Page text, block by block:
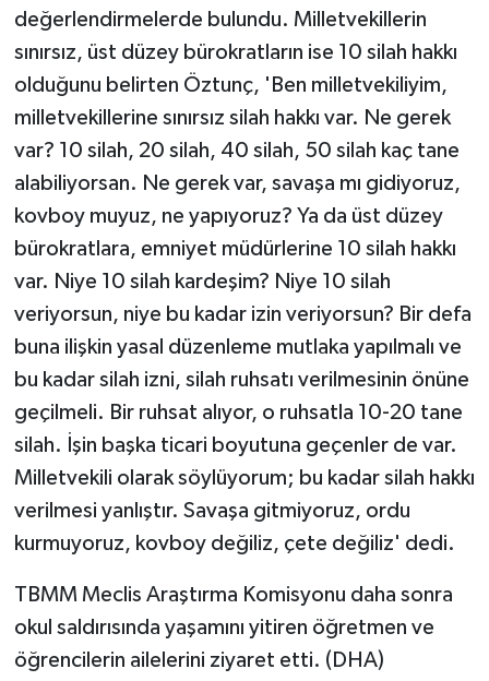
değerlendirmelerde bulundu. Milletvekillerin
sınırsız, üst düzey bürokratların ise 10 silah hakkı
olduğunu belirten Öztunç, 'Ben milletvekiliyim,
milletvekillerine sınırsız silah hakkı var. Ne gerek
var? 10 silah, 20 silah, 40 silah, 50 silah kaç tane
alabiliyorsan. Ne gerek var, savaşa mı gidiyoruz,
kovboy muyuz, ne yapıyoruz? Ya da üst düzey
bürokratlara, emniyet müdürlerine 10 silah hakkı
var. Niye 10 silah kardeşim? Niye 10 silah
veriyorsun, niye bu kadar izin veriyorsun? Bir defa
buna ilişkin yasal düzenleme mutlaka yapılmalı ve
bu kadar silah izni, silah ruhsatı verilmesinin önüne
geçilmeli. Bir ruhsat alıyor, o ruhsatla 10-20 tane
silah. İşin başka ticari boyutuna geçenler de var.
Milletvekili olarak söylüyorum; bu kadar silah hakkı
verilmesi yanlıştır. Savaşa gitmiyoruz, ordu
kurmuyoruz, kovboy değiliz, çete değiliz' dedi.
TBMM Meclis Araştırma Komisyonu daha sonra
okul saldırısında yaşamını yitiren öğretmen ve
öğrencilerin ailelerini ziyaret etti. (DHA)